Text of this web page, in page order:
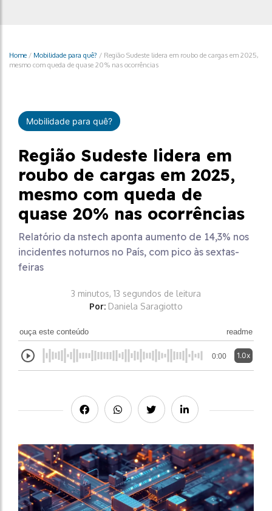
Home / Mobilidade para quê? / Região Sudeste lidera em roubo de cargas em 2025,
mesmo com queda de quase 20% nas ocorrências
Mobilidade para quê?
Região Sudeste lidera em
roubo de cargas em 2025,
mesmo com queda de
quase 20% nas ocorrências
Relatório da nstech aponta aumento de 14,3% nos
incidentes noturnos no País, com pico às sextas-
feiras
3 minutos, 13 segundos de leitura
Por: Daniela Saragiotto
ouça este conteúdo readme
0:00 1.0x